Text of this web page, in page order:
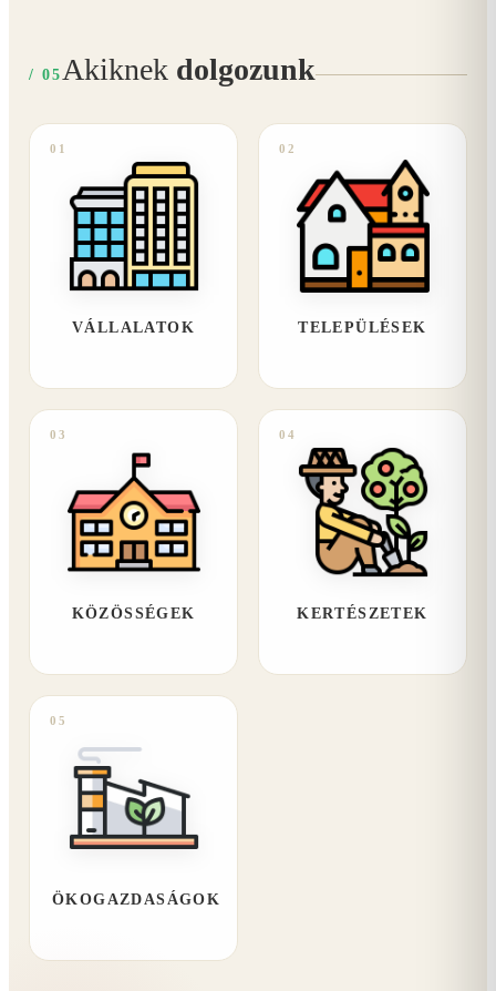
/ 05 Akiknek dolgozunk
01
VÁLLALATOK
02
TELEPÜLÉSEK
03
KÖZÖSSÉGEK
04
KERTÉSZETEK
05
ÖKOGAZDASÁGOK